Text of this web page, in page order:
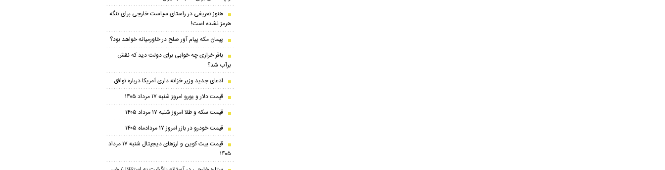
هنوز تعریفی در راستای سیاست خارجی برای تنگه
هرمز نشده است!
پیمان مکه پیام آور صلح در خاورمیانه خواهد بود؟
باقر خرازی چه خوابی برای دولت دید که نقش
برآب شد؟
ادعای جدید وزیر خزانه داری آمریکا درباره توافق
قیمت دلار و یورو امروز شنبه ۱۷ مرداد ۱۴۰۵
قیمت سکه و طلا امروز شنبه ۱۷ مرداد ۱۴۰۵
قیمت خودرو در بازر امروز ۱۷ مردادماه ۱۴۰۵
قیمت بیت کوین و ارز‌های دیجیتال شنبه ۱۷ مرداد
۱۴۰۵